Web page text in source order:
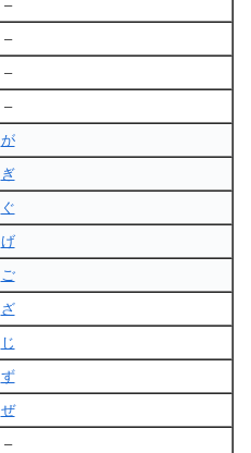
–
–
–
–
が
ぎ
ぐ
げ
ご
ざ
じ
ず
ぜ
–